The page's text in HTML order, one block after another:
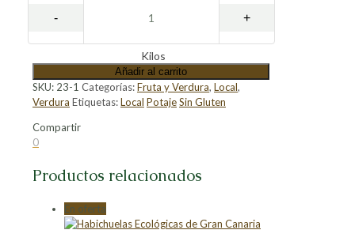
Kilos
Añadir al carrito
SKU: 23-1 Categorías:Fruta y Verdura, Local,
Verdura Etiquetas:Local PotajeSin Gluten
Compartir
Compartir
Facebook
Compartir
X
Compartir
LinkedIn
Compartir
Pinterest
0
Productos relacionados
En oferta